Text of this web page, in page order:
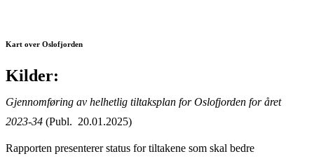
Kart over Oslofjorden
Kilder:
Gjennomføring av helhetlig tiltaksplan for Oslofjorden for året
2023-34 (Publ. 20.01.2025)
Rapporten presenterer status for tiltakene som skal bedre